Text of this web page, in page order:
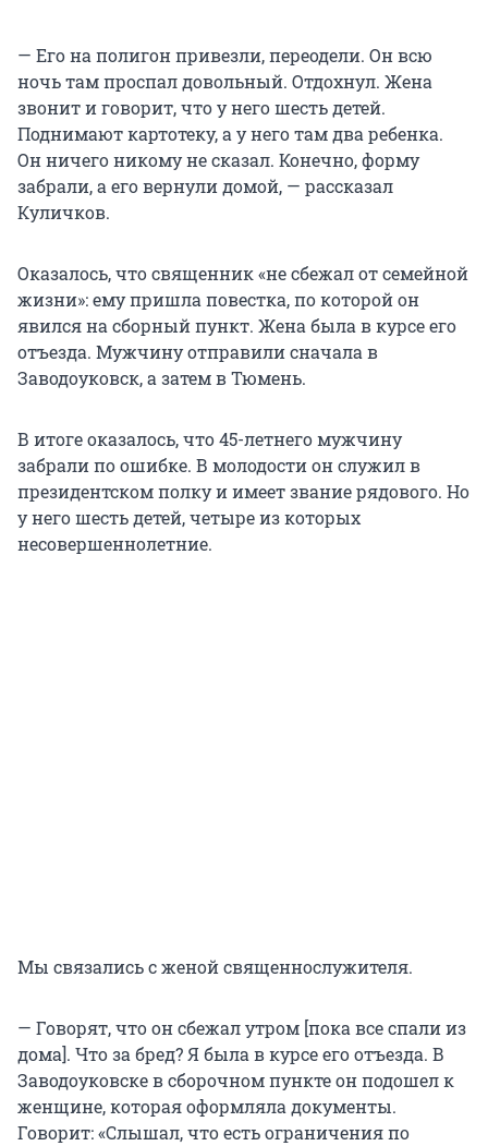
— Его на полигон привезли, переодели. Он всю
ночь там проспал довольный. Отдохнул. Жена
звонит и говорит, что у него шесть детей.
Поднимают картотеку, а у него там два ребенка.
Он ничего никому не сказал. Конечно, форму
забрали, а его вернули домой, — рассказал
Куличков.
Оказалось, что священник «не сбежал от семейной
жизни»: ему пришла повестка, по которой он
явился на сборный пункт. Жена была в курсе его
отъезда. Мужчину отправили сначала в
Заводоуковск, а затем в Тюмень.
В итоге оказалось, что 45-летнего мужчину
забрали по ошибке. В молодости он служил в
президентском полку и имеет звание рядового. Но
у него шесть детей, четыре из которых
несовершеннолетние.
Мы связались с женой священнослужителя.
— Говорят, что он сбежал утром [пока все спали из
дома]. Что за бред? Я была в курсе его отъезда. В
Заводоуковске в сборочном пункте он подошел к
женщине, которая оформляла документы.
Говорит: «Слышал, что есть ограничения по